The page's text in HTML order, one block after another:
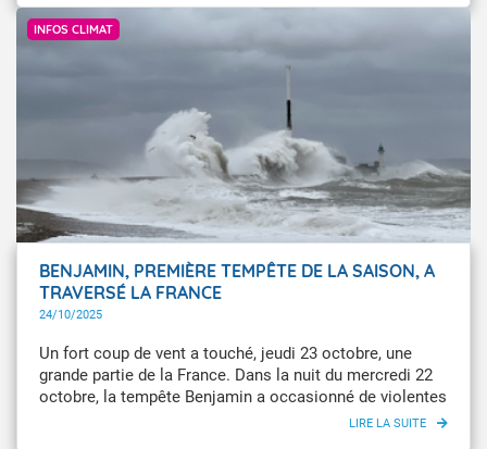
avait pas connu depuis plus de 90 ans. Cet évènement
nous rappelle la vulnérabilité de nos territoires face à
ces événements climatiques et toute l'importance des
phénomènes extrêmes.
INFOS CLIMAT
Infoclimat / Sylvain Lesueur
BENJAMIN, PREMIÈRE TEMPÊTE DE LA SAISON, A
TRAVERSÉ LA FRANCE
24/10/2025
Un fort coup de vent a touché, jeudi 23 octobre, une
grande partie de la France. Dans la nuit du mercredi 22
octobre, la tempête Benjamin a occasionné de violentes
rafales et de fortes vagues sur la façade atlantique,